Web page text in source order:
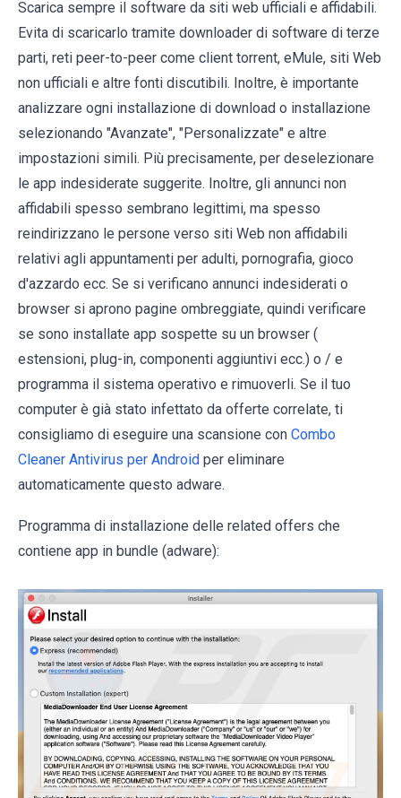
Scarica sempre il software da siti web ufficiali e affidabili.
Evita di scaricarlo tramite downloader di software di terze
parti, reti peer-to-peer come client torrent, eMule, siti Web
non ufficiali e altre fonti discutibili. Inoltre, è importante
analizzare ogni installazione di download o installazione
selezionando "Avanzate", "Personalizzate" e altre
impostazioni simili. Più precisamente, per deselezionare
le app indesiderate suggerite. Inoltre, gli annunci non
affidabili spesso sembrano legittimi, ma spesso
reindirizzano le persone verso siti Web non affidabili
relativi agli appuntamenti per adulti, pornografia, gioco
d'azzardo ecc. Se si verificano annunci indesiderati o
browser si aprono pagine ombreggiate, quindi verificare
se sono installate app sospette su un browser (
estensioni, plug-in, componenti aggiuntivi ecc.) o / e
programma il sistema operativo e rimuoverli. Se il tuo
computer è già stato infettato da offerte correlate, ti
consigliamo di eseguire una scansione con Combo
Cleaner Antivirus per Android per eliminare
automaticamente questo adware.
Programma di installazione delle related offers che
contiene app in bundle (adware):